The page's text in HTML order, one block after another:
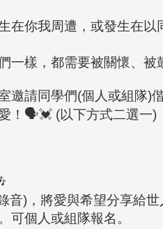
在你我周遭，或發生在以
一樣，都需要被關懷、被
邀請同學們(個人或組隊)
！🗣💓 (以下方式二選一)
音)，將愛與希望分享給世
可個人或組隊報名。